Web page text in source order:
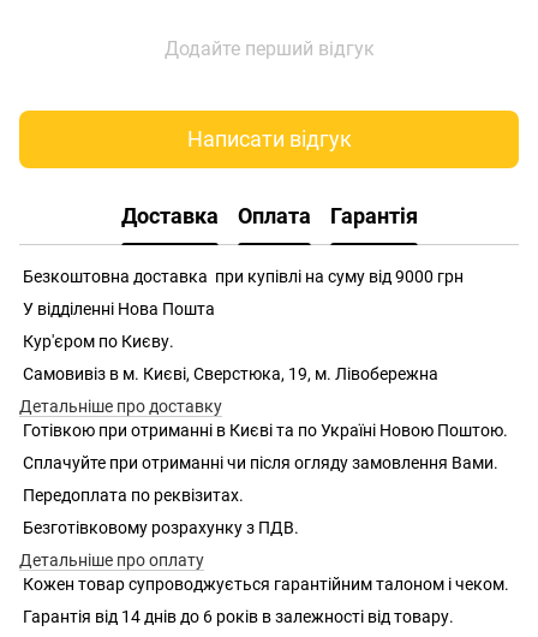
Додайте перший відгук
Написати відгук
Доставка Оплата Гарантія
Безкоштовна доставка при купівлі на суму від 9000 грн
У відділенні Нова Пошта
Кур'єром по Києву.
Самовивіз в м. Києві, Сверстюка, 19, м. Лівобережна
Детальніше про доставку
Готівкою при отриманні в Києві та по Україні Новою Поштою.
Сплачуйте при отриманні чи після огляду замовлення Вами.
Передоплата по реквізитах.
Безготівковому розрахунку з ПДВ.
Детальніше про оплату
Кожен товар супроводжується гарантійним талоном і чеком.
Гарантія від 14 днів до 6 років в залежності від товару.